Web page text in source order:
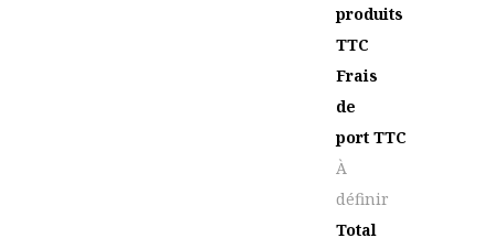
produits
TTC
Frais
de
port TTC
À
définir
Total